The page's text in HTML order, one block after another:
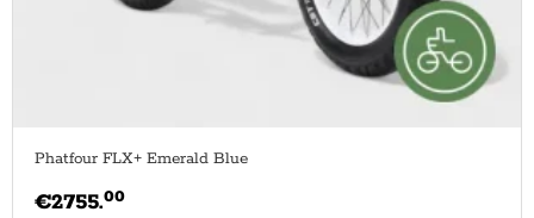
Phatfour FLX+ Emerald Blue
€2755.00